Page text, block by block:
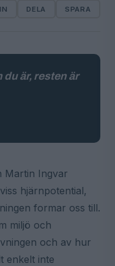
DELA SPARA
du är, resten är
Martin Ingvar
hjärnpotential,
formar oss till.
miljö och
och av hur
enkelt inte